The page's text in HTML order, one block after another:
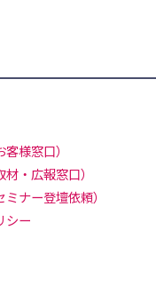
様窓口）
・広報窓口）
ナー登壇依頼）
シー